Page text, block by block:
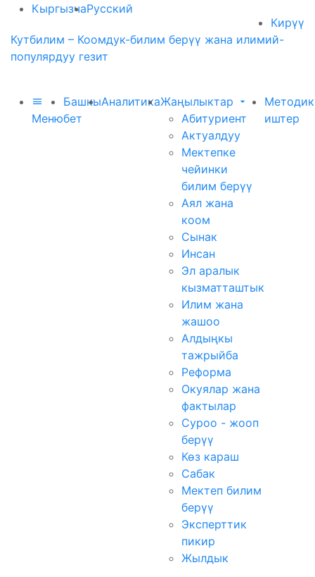
КыргызчаРусский
Кирүү
Кутбилим – Коомдук-билим берүү жана илимий-
популярдуу гезит
Меню
Башкы
бет
АналитикаЖаңылыктар
Абитуриент
Актуалдуу
Мектепке
чейинки
билим берүү
Аял жана
коом
Сынак
Инсан
Эл аралык
кызматташтык
Илим жана
жашоо
Алдыңкы
тажрыйба
Реформа
Окуялар жана
фактылар
Суроо - жооп
берүү
Көз караш
Сабак
Мектеп билим
берүү
Эксперттик
пикир
Жылдык
иштер